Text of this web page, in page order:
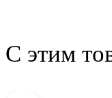
С этим